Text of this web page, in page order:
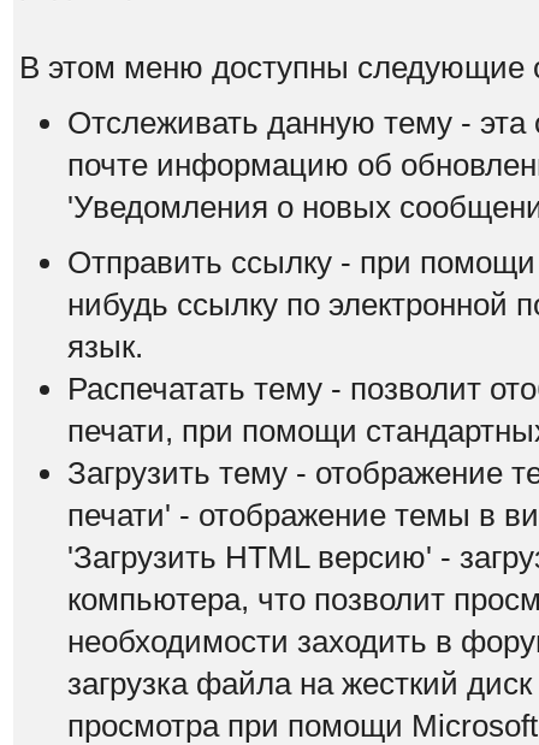
В этом меню доступны следующие
Отслеживать данную тему - эта
почте информацию об
'Уведомления о новых
Отправить ссылку - при
нибудь ссылку по электронной
язык.
Распечатать тему - позволит
печати, при помощи
Загрузить тему - отображение
печати' - отображение темы в
'Загрузить HTML версию' -
компьютера, что позволит
необходимости заходить в
загрузка файла на жесткий
просмотра при помощи